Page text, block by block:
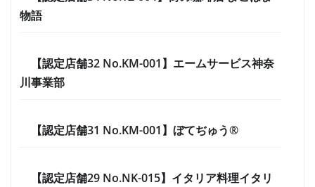
物語
【認定店舗32 No.KM-001】エームサービス神奈
川事業部
【認定店舗31 No.KM-001】ぼてぢゅう®
【認定店舗29 No.NK-015】イタリア料理イタリ